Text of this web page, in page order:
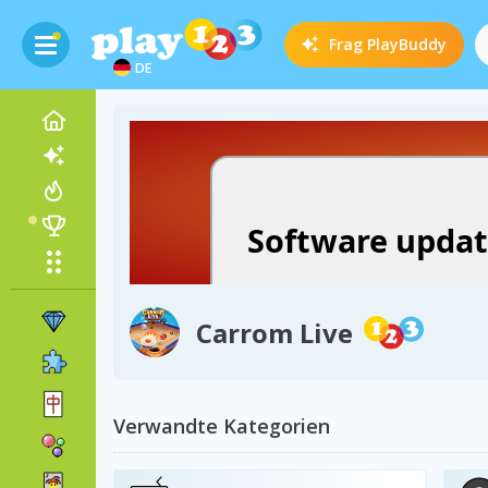
DE
Frag PlayBuddy
Carrom Live
Verwandte Kategorien